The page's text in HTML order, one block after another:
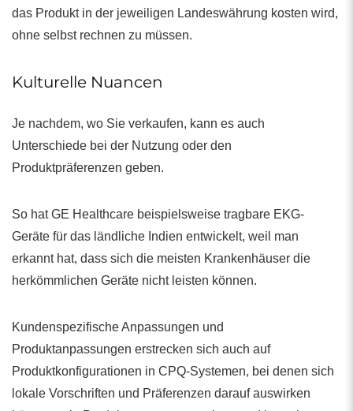
das Produkt in der jeweiligen Landeswährung kosten wird,
ohne selbst rechnen zu müssen.
Kulturelle Nuancen
Je nachdem, wo Sie verkaufen, kann es auch
Unterschiede bei der Nutzung oder den
Produktpräferenzen geben.
So hat GE Healthcare beispielsweise tragbare EKG-
Geräte für das ländliche Indien entwickelt, weil man
erkannt hat, dass sich die meisten Krankenhäuser die
herkömmlichen Geräte nicht leisten können.
Kundenspezifische Anpassungen und
Produktanpassungen erstrecken sich auch auf
Produktkonfigurationen in CPQ-Systemen, bei denen sich
lokale Vorschriften und Präferenzen darauf auswirken